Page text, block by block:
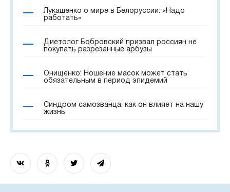
Лукашенко о мире в Белоруссии: «Надо
работать»
Диетолог Бобровский призвал россиян не
покупать разрезанные арбузы
Онищенко: Ношение масок может стать
обязательным в период эпидемий
Синдром самозванца: как он влияет на нашу
жизнь